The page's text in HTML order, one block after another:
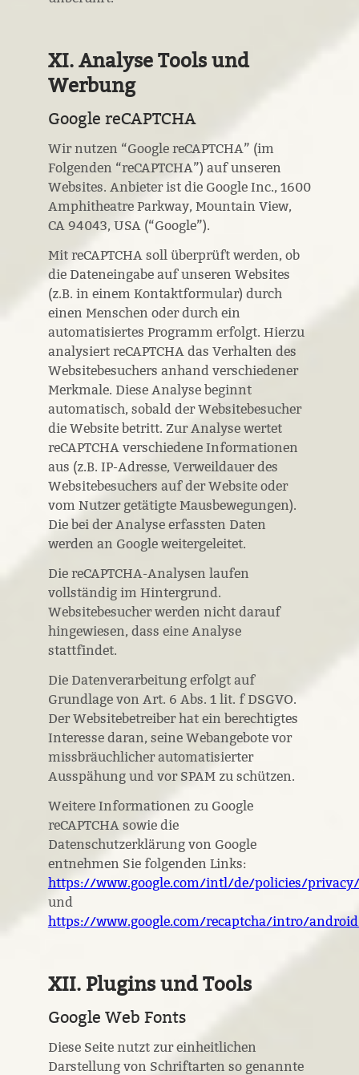
XI. Analyse Tools und
Werbung
Google reCAPTCHA
Wir nutzen “Google reCAPTCHA” (im
Folgenden “reCAPTCHA”) auf unseren
Websites. Anbieter ist die Google Inc., 1600
Amphitheatre Parkway, Mountain View,
CA 94043, USA (“Google”).
Mit reCAPTCHA soll überprüft werden, ob
die Dateneingabe auf unseren Websites
(z.B. in einem Kontaktformular) durch
einen Menschen oder durch ein
automatisiertes Programm erfolgt. Hierzu
analysiert reCAPTCHA das Verhalten des
Websitebesuchers anhand verschiedener
Merkmale. Diese Analyse beginnt
automatisch, sobald der Websitebesucher
die Website betritt. Zur Analyse wertet
reCAPTCHA verschiedene Informationen
aus (z.B. IP-Adresse, Verweildauer des
Websitebesuchers auf der Website oder
vom Nutzer getätigte Mausbewegungen).
Die bei der Analyse erfassten Daten
werden an Google weitergeleitet.
Die reCAPTCHA-Analysen laufen
vollständig im Hintergrund.
Websitebesucher werden nicht darauf
hingewiesen, dass eine Analyse
stattfindet.
Die Datenverarbeitung erfolgt auf
Grundlage von Art. 6 Abs. 1 lit. f DSGVO.
Der Websitebetreiber hat ein berechtigtes
Interesse daran, seine Webangebote vor
missbräuchlicher automatisierter
Ausspähung und vor SPAM zu schützen.
Weitere Informationen zu Google
reCAPTCHA sowie die
Datenschutzerklärung von Google
entnehmen Sie folgenden Links:
https://www.google.com/intl/de/policies/privacy/
und
https://www.google.com/recaptcha/intro/
XII. Plugins und Tools
Google Web Fonts
Diese Seite nutzt zur einheitlichen
Darstellung von Schriftarten so genannte